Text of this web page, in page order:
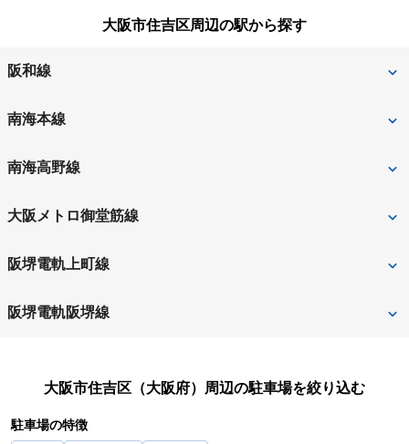
大阪市阿倍野区 大阪市生野区
大阪市北区
大阪市西区
大阪市西淀川区
大阪市平野区 大阪市福島区
大阪市港区
堺市美原区
四條畷市
摂津市
豊能郡豊能町
藤井寺市
箕面市
八尾市
大阪市住吉区周辺の駅から探す
阪和線
我孫子町
長居
南海本線
住吉大社
南海高野線
住吉東
我孫子前
大阪メトロ御堂筋線
あびこ
阪堺電軌上町線
住吉
神ノ木
阪堺電軌阪堺線
安立町
大阪市住吉区（大阪府） 周辺の駐車場を絞り込む
駐車場の特徴